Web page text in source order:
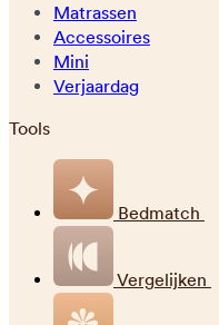
Matrassen
Accessoires
Mini
Verjaardag
Tools
Bedmatch
Vergelijken